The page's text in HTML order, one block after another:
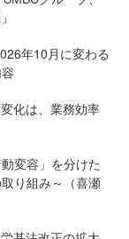
年10月に変わる
化は、業務効率
変容」を分けた
り組み～（喜瀬